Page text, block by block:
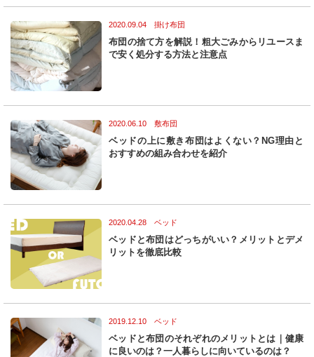
i
n
2020.09.04 掛け布団
布団の捨て方を解説！粗大ごみからリユースま
で安く処分する方法と注意点
2020.06.10 敷布団
ベッドの上に敷き布団はよくない？NG理由と
おすすめの組み合わせを紹介
2020.04.28 ベッド
ベッドと布団はどっちがいい？メリットとデメ
リットを徹底比較
2019.12.10 ベッド
ベッドと布団のそれぞれのメリットとは｜健康
に良いのは？一人暮らしに向いているのは？